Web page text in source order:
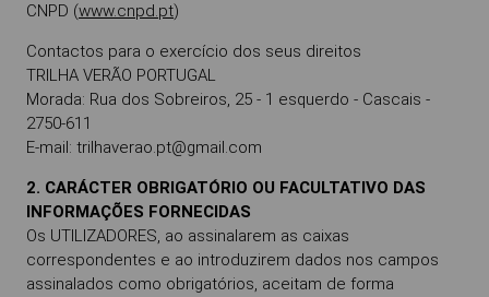
CNPD (www.cnpd.pt)
Contactos para o exercício dos seus direitos
TRILHA VERÃO PORTUGAL
Morada: Rua dos Sobreiros, 25 - 1 esquerdo - Cascais -
2750-611
E-mail: trilhaverao.pt@gmail.com
2. CARÁCTER OBRIGATÓRIO OU FACULTATIVO DAS
INFORMAÇÕES FORNECIDAS
Os UTILIZADORES, ao assinalarem as caixas
correspondentes e ao introduzirem dados nos campos
assinalados como obrigatórios, aceitam de forma